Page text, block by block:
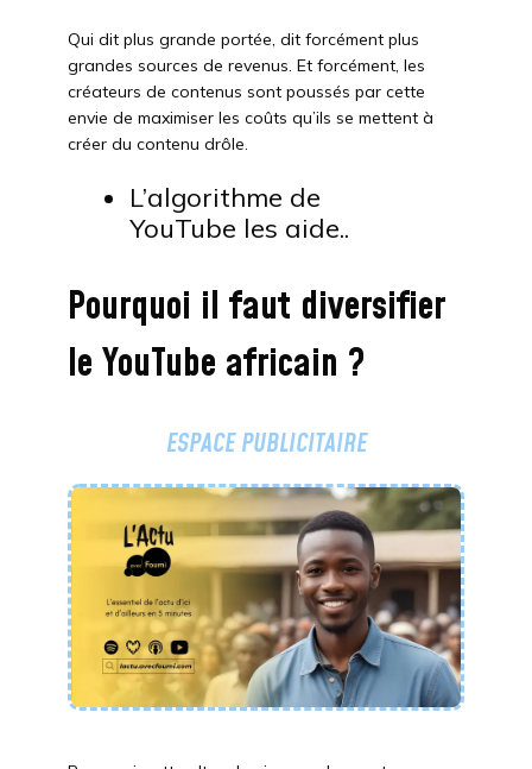
Qui dit plus grande portée, dit forcément plus
grandes sources de revenus. Et forcément, les
créateurs de contenus sont poussés par cette
envie de maximiser les coûts qu’ils se mettent à
créer du contenu drôle.
L’algorithme de
YouTube les aide..
Pourquoi il faut diversifier
le YouTube africain ?
ESPACE PUBLICITAIRE